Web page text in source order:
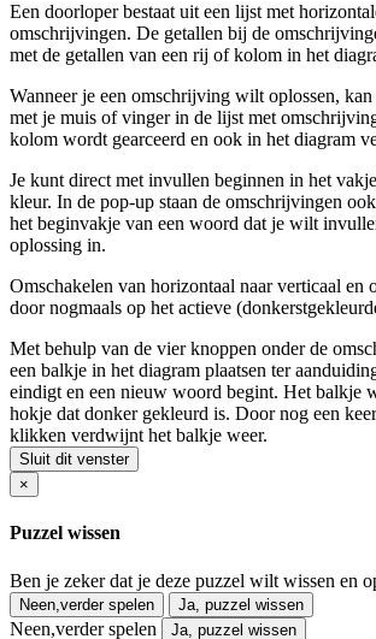
Een doorloper bestaat uit een lijst met
omschrijvingen. De getallen bij de
met de getallen van een rij of kolom in het
Wanneer je een omschrijving wilt oplossen,
met je muis of vinger in de lijst met
kolom wordt gearceerd en ook in het diagram
Je kunt direct met invullen beginnen in het
kleur. In de pop-up staan de omschrijvingen
het beginvakje van een woord dat je wilt
oplossing in.
Omschakelen van horizontaal naar verticaal en
door nogmaals op het actieve
Met behulp van de vier knoppen onder de
een balkje in het diagram plaatsen ter
eindigt en een nieuw woord begint. Het balkje
hokje dat donker gekleurd is. Door nog een
klikken verdwijnt het balkje weer.
Sluit dit venster
×
Puzzel wissen
Ben je zeker dat je deze puzzel wilt wissen en
Neen,verder spelen Ja, puzzel wissen
Neen,verder spelen Ja, puzzel wissen